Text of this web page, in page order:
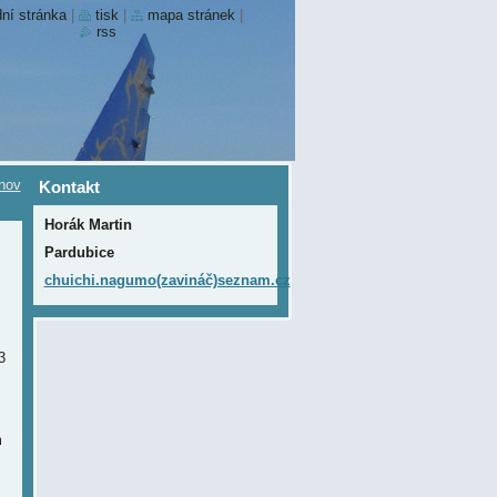
Kontakt
Horák Martin
Pardubice
chuichi.nagumo(zavináč)seznam.cz
stránka tisk mapa stránek
rss